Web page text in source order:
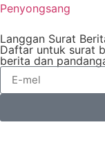
Penyongsang
Langgan Surat
Daftar untuk surat
berita dan